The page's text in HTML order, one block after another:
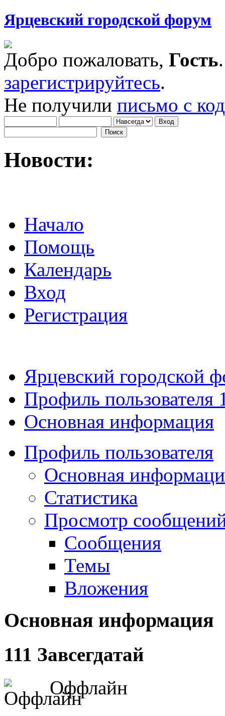
Ярцевский городской форум
Добро пожаловать, Гость
зарегистрируйтесь.
Не получили письмо с
Новости:
Начало
Помощь
Календарь
Вход
Регистрация
Ярцевский городской
Профиль пользователя
Основная информация
Профиль пользователя
Основная
Статистика
Просмотр
Сообщения
Темы
Вложения
Основная информация
111 Завсегдатай
Оффлайн